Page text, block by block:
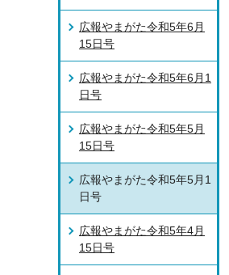
広報やまがた令和5年6月
15日号
広報やまがた令和5年6月1
日号
広報やまがた令和5年5月
15日号
広報やまがた令和5年5月1
日号
広報やまがた令和5年4月
15日号